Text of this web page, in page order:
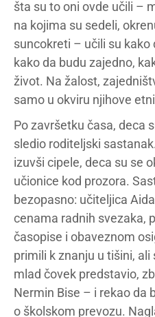
šta su to oni ovde učili –
na kojima su sedeli,
suncokreti – učili su kako
kako da budu zajedno,
život. Na žalost,
samo u okviru njihove
Po završetku časa, deca
sledio roditeljski
izuvši cipele, deca su se
učionice kod prozora.
bezopasno: učiteljica
cenama radnih svezaka,
časopise i obaveznom
primili k znanju u tišini,
mlad čovek predstavio,
Nermin Bise – i rekao da
o školskom prevozu.